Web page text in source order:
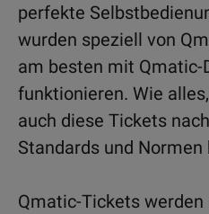
perfekte
wurden speziell von
am besten mit Qmatic-
funktionieren. Wie
auch diese Tickets
Standards und
Qmatic-Tickets werden